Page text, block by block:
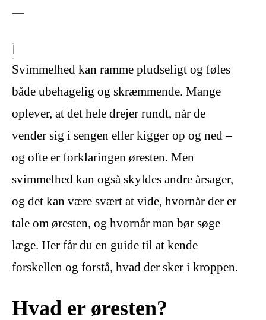
Svimmelhed kan ramme pludseligt og føles
både ubehagelig og skræmmende. Mange
oplever, at det hele drejer rundt, når de
vender sig i sengen eller kigger op og ned –
og ofte er forklaringen øresten. Men
svimmelhed kan også skyldes andre årsager,
og det kan være svært at vide, hvornår der er
tale om øresten, og hvornår man bør søge
læge. Her får du en guide til at kende
forskellen og forstå, hvad der sker i kroppen.
Hvad er øresten?